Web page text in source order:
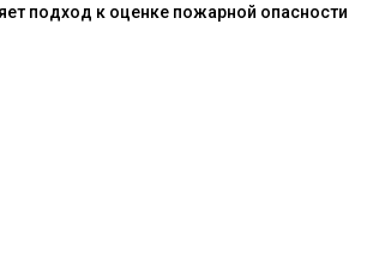
подход к оценке пожарной опасности